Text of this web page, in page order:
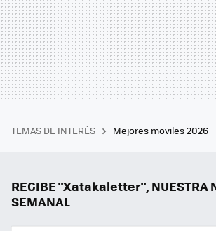
TEMAS DE INTERÉS Mejores moviles 2026
RECIBE "Xatakaletter", NUESTRA
SEMANAL